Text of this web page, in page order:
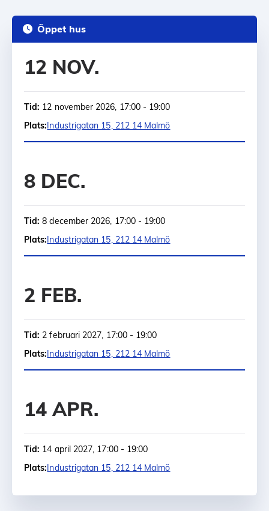
Öppet hus
12 NOV.
Tid: 12 november 2026, 17:00 - 19:00
Plats:Industrigatan 15, 212 14 Malmö
8 DEC.
Tid: 8 december 2026, 17:00 - 19:00
Plats:Industrigatan 15, 212 14 Malmö
2 FEB.
Tid: 2 februari 2027, 17:00 - 19:00
Plats:Industrigatan 15, 212 14 Malmö
14 APR.
Tid: 14 april 2027, 17:00 - 19:00
Plats:Industrigatan 15, 212 14 Malmö